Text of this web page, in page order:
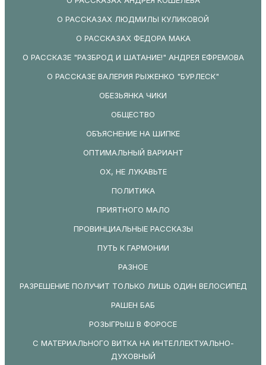
О РАССКАЗАХ ЛЮДМИЛЫ КУЛИКОВОЙ
О РАССКАЗАХ ФЕДОРА МАКА
О РАССКАЗЕ "РАЗБРОД И ШАТАНИЕ!" АНДРЕЯ ЕФРЕМОВА
О РАССКАЗЕ ВАЛЕРИЯ РЫЖЕНКО "БУРЛЕСК"
ОБЕЗЬЯНКА ЧИКИ
ОБЩЕСТВО
ОБЪЯСНЕНИЕ НА ШИПКЕ
ОПТИМАЛЬНЫЙ ВАРИАНТ
ОХ, НЕ ЛУКАВЬТЕ
ПОЛИТИКА
ПРИЯТНОГО МАЛО
ПРОВИНЦИАЛЬНЫЕ РАССКАЗЫ
ПУТЬ К ГАРМОНИИ
РАЗНОЕ
РАЗРЕШЕНИЕ ПОЛУЧИТ ТОЛЬКО ЛИШЬ ОДИН ВЕЛОСИПЕД
РАШЕН БАБ
РОЗЫГРЫШ В ФОРОСЕ
С МАТЕРИАЛЬНОГО ВИТКА НА ИНТЕЛЛЕКТУАЛЬНО-
ДУХОВНЫЙ